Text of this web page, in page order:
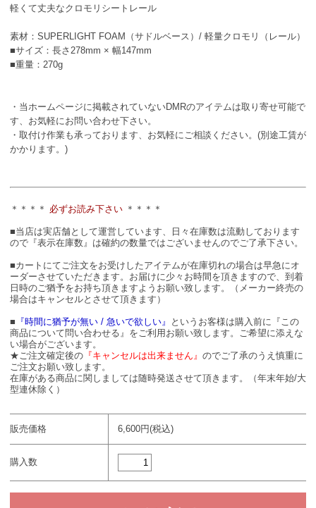
軽くて丈夫なクロモリシートレール
素材：SUPERLIGHT FOAM（サドルベース）/ 軽量クロモリ（レール）
■サイズ：長さ278mm × 幅147mm
■重量：270g
・当ホームページに掲載されていないDMRのアイテムは取り寄せ可能で
す、お気軽にお問い合わせ下さい。
・取付け作業も承っております、お気軽にご相談ください。(別途工賃が
かかります。)
＊＊＊＊ 必ずお読み下さい ＊＊＊＊
■当店は実店舗として運営しています、日々在庫数は流動しております
ので『表示在庫数』は確約の数量ではございませんのでご了承下さい。
■カートにてご注文をお受けしたアイテムが在庫切れの場合は早急にオ
ーダーさせていただきます。お届けに少々お時間を頂きますので、到着
日時のご猶予をお持ち頂きますようお願い致します。（メーカー終売の
場合はキャンセルとさせて頂きます）
■ 『時間に猶予が無い / 急いで欲しい』
というお客様は購入前に『この
商品について問い合わせる』をご利用お願い致します。ご希望に添えな
い場合がございます。
★ご注文確定後の 『キャンセルは出来ません』 のでご了承のうえ慎重に
ご注文お願い致します。
在庫がある商品に関しましては随時発送させて頂きます。（年末年始/大
型連休除く）
販売価格 6,600円(税込)
購入数